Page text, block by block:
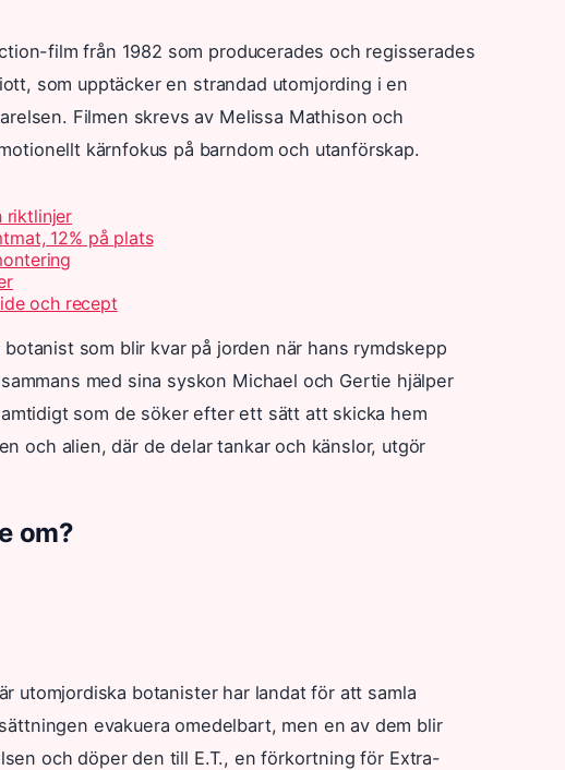
film från 1982 som producerades och regisserades
som upptäcker en strandad utomjording i en
Filmen skrevs av Melissa Mathison och
kärnfokus på barndom och utanförskap.
riktlinjer
12% på plats
och recept
som blir kvar på jorden när hans rymdskepp
med sina syskon Michael och Gertie hjälper
som de söker efter ett sätt att skicka hem
och alien, där de delar tankar och känslor, utgör
om?
utomjordiska botanister har landat för att samla
evakuera omedelbart, men en av dem blir
och döper den till E.T., en förkortning för Extra-